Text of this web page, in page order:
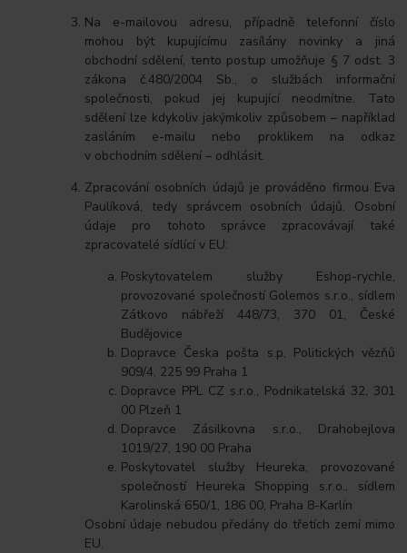
Na e-mailovou adresu, případně telefonní číslo
mohou být kupujícímu zasílány novinky a jiná
obchodní sdělení, tento postup umožňuje § 7 odst. 3
zákona č.480/2004 Sb., o službách informační
společnosti, pokud jej kupující neodmítne. Tato
sdělení lze kdykoliv jakýmkoliv způsobem – například
zasláním e-mailu nebo proklikem na odkaz
v obchodním sdělení – odhlásit.
Zpracování osobních údajů je prováděno firmou Eva
Paulíková, tedy správcem osobních údajů. Osobní
údaje pro tohoto správce zpracovávají také
zpracovatelé sídlící v EU:
Poskytovatelem služby Eshop-rychle,
provozované společností Golemos s.r.o., sídlem
Zátkovo nábřeží 448/73, 370 01, České
Budějovice
Dopravce Česka pošta s.p, Politických vězňů
909/4, 225 99 Praha 1
Dopravce PPL CZ s.r.o., Podnikatelská 32, 301
00 Plzeň 1
Dopravce Zásilkovna s.r.o., Drahobejlova
1019/27, 190 00 Praha
Poskytovatel služby Heureka, provozované
společností Heureka Shopping s.r.o., sídlem
Karolinská 650/1, 186 00, Praha 8-Karlín
Osobní údaje nebudou předány do třetích zemí mimo
EU.